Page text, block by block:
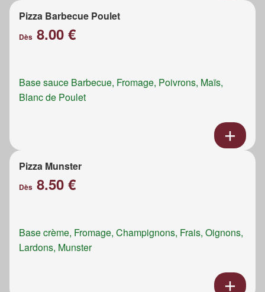
Pizza Barbecue Poulet
Dès 8.00 €
Base sauce Barbecue, Fromage, Poivrons, Maïs,
Blanc de Poulet
Pizza Munster
Dès 8.50 €
Base crème, Fromage, Champignons, Frais, Oignons,
Lardons, Munster